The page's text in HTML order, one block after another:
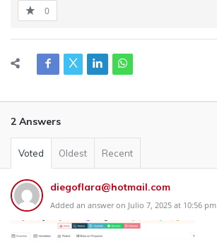
0
2 Answers
Voted Oldest Recent
diegoflara@hotmail.com
Added an answer on Julio 7, 2025 at 10:56 pm